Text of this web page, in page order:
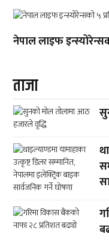
नेपाल लाइफ
ताजा